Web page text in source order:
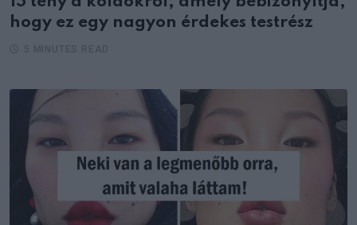
hogy ez egy nagyon érdekes testrész